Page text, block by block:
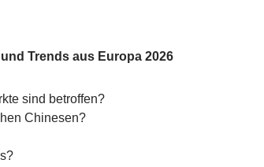
Trends aus Europa 2026
sind betroffen?
Chinesen?